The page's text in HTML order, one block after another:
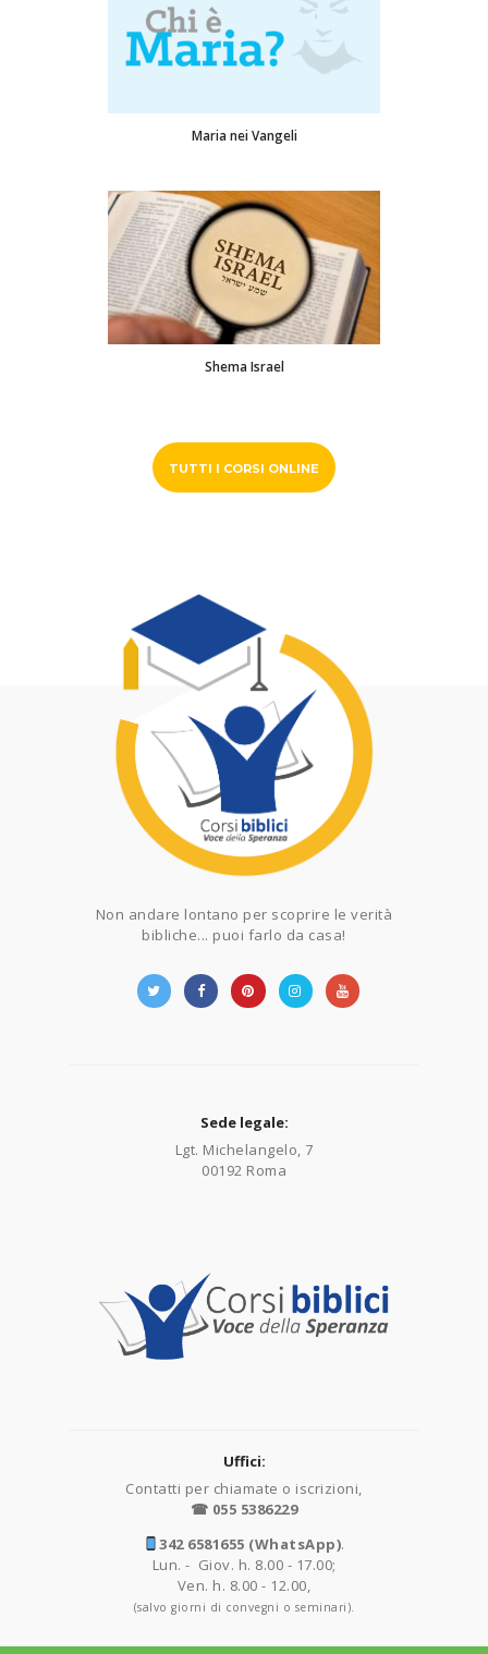
Maria nei Vangeli
Shema Israel
TUTTI I CORSI ONLINE
Non andare lontano per scoprire le verità
bibliche... puoi farlo da casa!
Sede legale:
Lgt. Michelangelo, 7
00192 Roma
Uffici:
Contatti per chiamate o iscrizioni,
☎ 055 5386229
342 6581655 (WhatsApp).
Lun. - Giov. h. 8.00 - 17.00;
Ven. h. 8.00 - 12.00,
(salvo giorni di convegni o seminari).